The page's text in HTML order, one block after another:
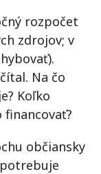
rozpočet
zdrojov; v
Na čo
Koľko
občiansky